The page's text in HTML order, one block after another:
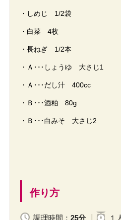
・しめじ 1/2袋
・白菜 4枚
・長ねぎ 1/2本
・Ａ･･･しょうゆ 大さじ1
・Ａ･･･だし汁 400cc
・Ｂ･･･酒粕 80g
・Ｂ･･･白みそ 大さじ2
作り方
調理時間： 25分 １